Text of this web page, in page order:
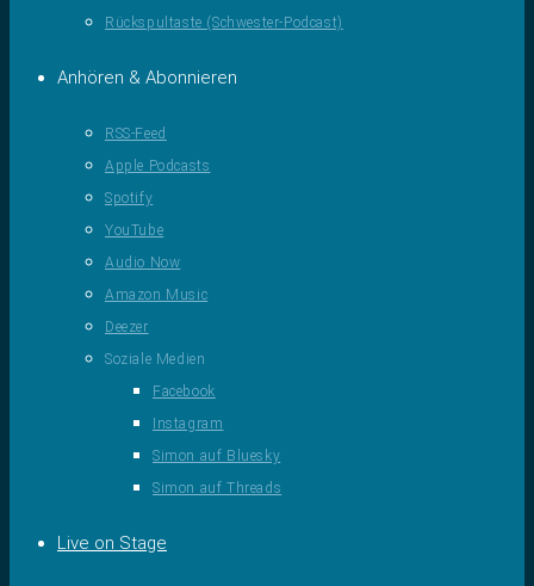
Rückspultaste (Schwester-Podcast)
Anhören & Abonnieren
RSS-Feed
Apple Podcasts
Spotify
YouTube
Audio Now
Amazon Music
Deezer
Soziale Medien
Facebook
Instagram
Simon auf Bluesky
Simon auf Threads
Live on Stage